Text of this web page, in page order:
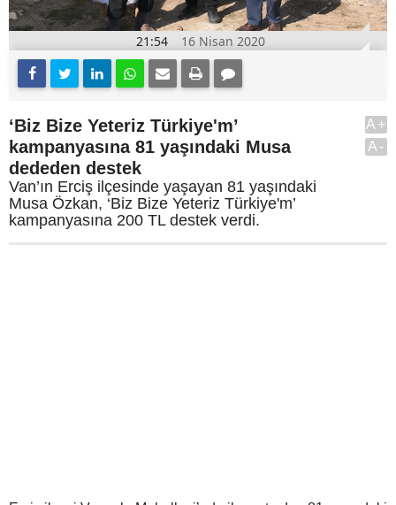
21:54 16 Nisan 2020
‘Biz Bize Yeteriz Türkiye'm’
kampanyasına 81 yaşındaki Musa
dededen destek
Van’ın Erciş ilçesinde yaşayan 81 yaşındaki
Musa Özkan, ‘Biz Bize Yeteriz Türkiye'm’
kampanyasına 200 TL destek verdi.
A+
A-